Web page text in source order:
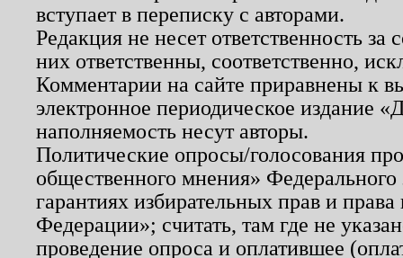
вступает в переписку с авторами.
Редакция не несет ответственность
них ответственны, соответственно,
Комментарии на сайте приравнены к
электронное периодическое издание
наполняемость несут авторы.
Политические опросы/голосования
общественного мнения»
гарантиях избирательных прав и
Федерации»; считать, там где не
проведение опроса и оплатившее